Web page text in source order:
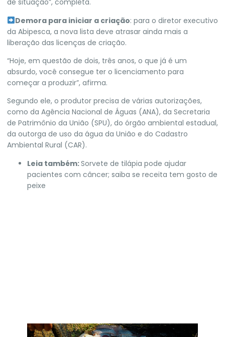
de situação”, completa.
Demora para iniciar a criação: para o diretor executivo
da Abipesca, a nova lista deve atrasar ainda mais a
liberação das licenças de criação.
“Hoje, em questão de dois, três anos, o que já é um
absurdo, você consegue ter o licenciamento para
começar a produzir”, afirma.
Segundo ele, o produtor precisa de várias autorizações,
como da Agência Nacional de Águas (ANA), da Secretaria
de Patrimônio da União (SPU), do órgão ambiental estadual,
da outorga de uso da água da União e do Cadastro
Ambiental Rural (CAR).
Leia também:Sorvete de tilápia pode ajudar
pacientes com câncer; saiba se receita tem gosto de
peixe